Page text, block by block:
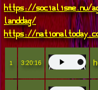
https://socialisme.nu/
landdag/
https://
1 3:20:16